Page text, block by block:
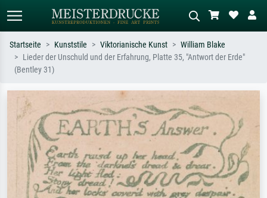
Sternennacht, Impressionismus, Welle
Hokusai, Akt.
Ölgemälde, Stehender Akt neben einem
Baum.
Startseite Kunststile Viktorianische Kunst
William Blake
Lieder der Unschuld und der Erfahrung, Platte 35, "Antwort der Erde"
(Bentley 31)